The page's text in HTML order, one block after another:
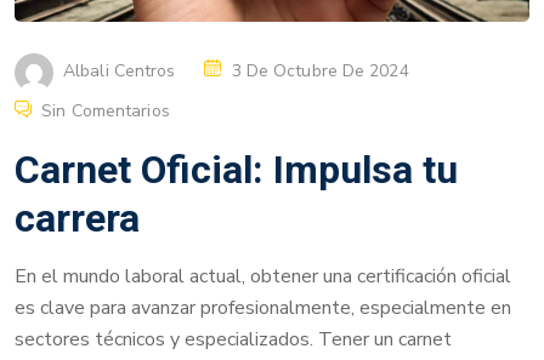
Albali Centros
3 De Octubre De 2024
Sin Comentarios
Carnet Oficial: Impulsa tu
carrera
En el mundo laboral actual, obtener una certificación oficial
es clave para avanzar profesionalmente, especialmente en
sectores técnicos y especializados. Tener un carnet